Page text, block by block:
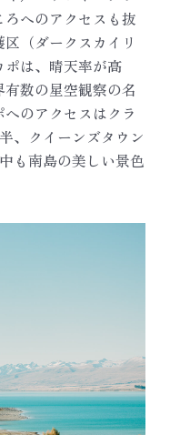
へのアクセスも抜
（ダークスカイリ
は、晴天率が高
数の星空観察の名
のアクセスはクラ
、クイーンズタウン
も南島の美しい景色